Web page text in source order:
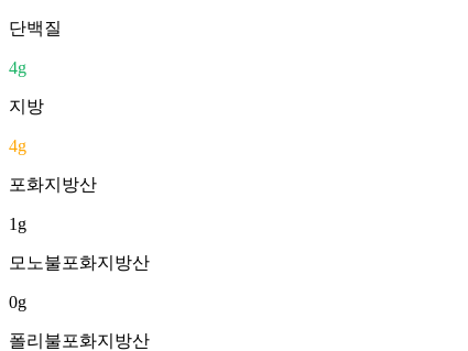
단백질
4g
지방
4g
포화지방산
1 g
모노불포화지방산
0g
폴리불포화지방산